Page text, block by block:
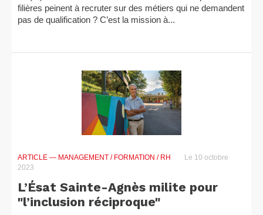
filières peinent à recruter sur des métiers qui ne demandent
pas de qualification ? C’est la mission à...
ARTICLE — MANAGEMENT / FORMATION / RH
Le 10 octobre
2023
L’Ésat Sainte-Agnès milite pour
"l’inclusion réciproque"